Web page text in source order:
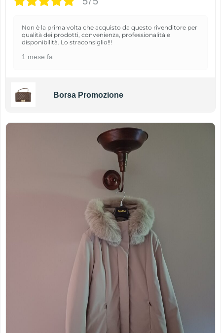
Non è la prima volta che acquisto da questo rivenditore per
qualità dei prodotti, convenienza, professionalità e
disponibilità. Lo straconsiglio!!!
1 mese fa
Borsa Promozione